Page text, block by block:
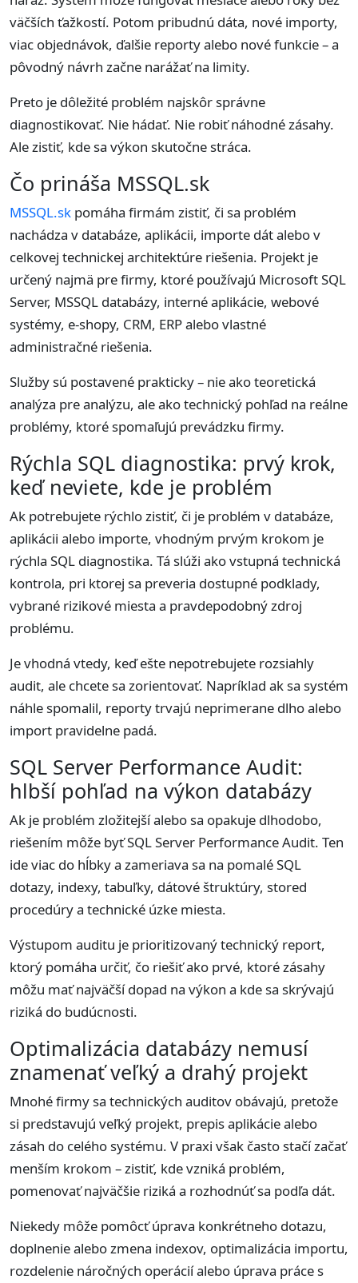
väčších ťažkostí. Potom pribudnú dáta, nové importy,
viac objednávok, ďalšie reporty alebo nové funkcie – a
pôvodný návrh začne narážať na limity.
Preto je dôležité problém najskôr správne
diagnostikovať. Nie hádať. Nie robiť náhodné zásahy.
Ale zistiť, kde sa výkon skutočne stráca.
Čo prináša MSSQL.sk
MSSQL.sk pomáha firmám zistiť, či sa problém
nachádza v databáze, aplikácii, importe dát alebo v
celkovej technickej architektúre riešenia. Projekt je
určený najmä pre firmy, ktoré používajú Microsoft SQL
Server, MSSQL databázy, interné aplikácie, webové
systémy, e-shopy, CRM, ERP alebo vlastné
administračné riešenia.
Služby sú postavené prakticky – nie ako teoretická
analýza pre analýzu, ale ako technický pohľad na reálne
problémy, ktoré spomaľujú prevádzku firmy.
Rýchla SQL diagnostika: prvý krok,
keď neviete, kde je problém
Ak potrebujete rýchlo zistiť, či je problém v databáze,
aplikácii alebo importe, vhodným prvým krokom je
rýchla SQL diagnostika. Tá slúži ako vstupná technická
kontrola, pri ktorej sa preveria dostupné podklady,
vybrané rizikové miesta a pravdepodobný zdroj
problému.
Je vhodná vtedy, keď ešte nepotrebujete rozsiahly
audit, ale chcete sa zorientovať. Napríklad ak sa systém
náhle spomalil, reporty trvajú neprimerane dlho alebo
import pravidelne padá.
SQL Server Performance Audit:
hlbší pohľad na výkon databázy
Ak je problém zložitejší alebo sa opakuje dlhodobo,
riešením môže byť SQL Server Performance Audit. Ten
ide viac do hĺbky a zameriava sa na pomalé SQL
dotazy, indexy, tabuľky, dátové štruktúry, stored
procedúry a technické úzke miesta.
Výstupom auditu je prioritizovaný technický report,
ktorý pomáha určiť, čo riešiť ako prvé, ktoré zásahy
môžu mať najväčší dopad na výkon a kde sa skrývajú
riziká do budúcnosti.
Optimalizácia databázy nemusí
znamenať veľký a drahý projekt
Mnohé firmy sa technických auditov obávajú, pretože
si predstavujú veľký projekt, prepis aplikácie alebo
zásah do celého systému. V praxi však často stačí začať
menším krokom – zistiť, kde vzniká problém,
pomenovať najväčšie riziká a rozhodnúť sa podľa dát.
Niekedy môže pomôcť úprava konkrétneho dotazu,
doplnenie alebo zmena indexov, optimalizácia importu,
rozdelenie náročných operácií alebo úprava práce s